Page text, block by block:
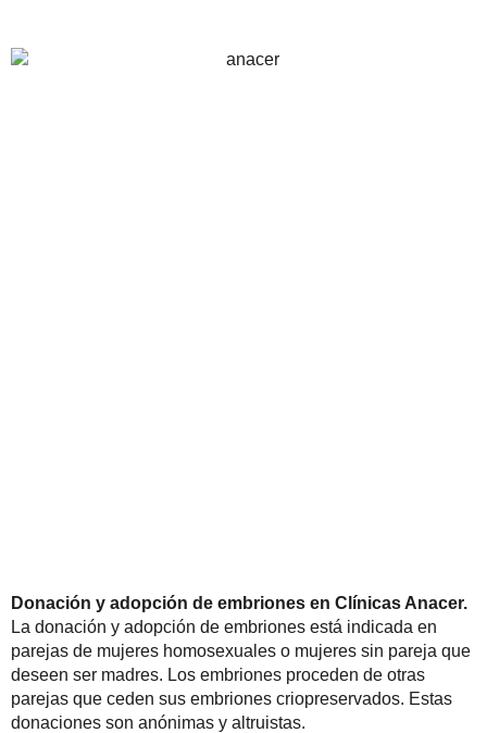
Donación y adopción de embriones en Clínicas Anacer.
La donación y adopción de embriones está indicada en
parejas de mujeres homosexuales o mujeres sin pareja que
deseen ser madres. Los embriones proceden de otras
parejas que ceden sus embriones criopreservados. Estas
donaciones son anónimas y altruistas.